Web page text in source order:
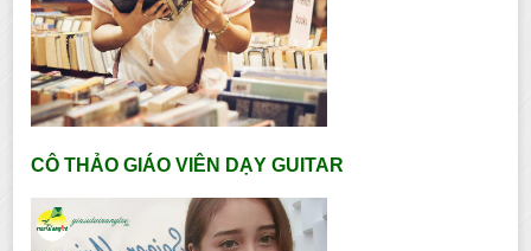
CÔ THẢO GIÁO VIÊN DẠY GUITAR